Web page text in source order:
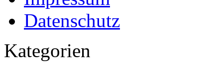
Datenschutz
Kategorien